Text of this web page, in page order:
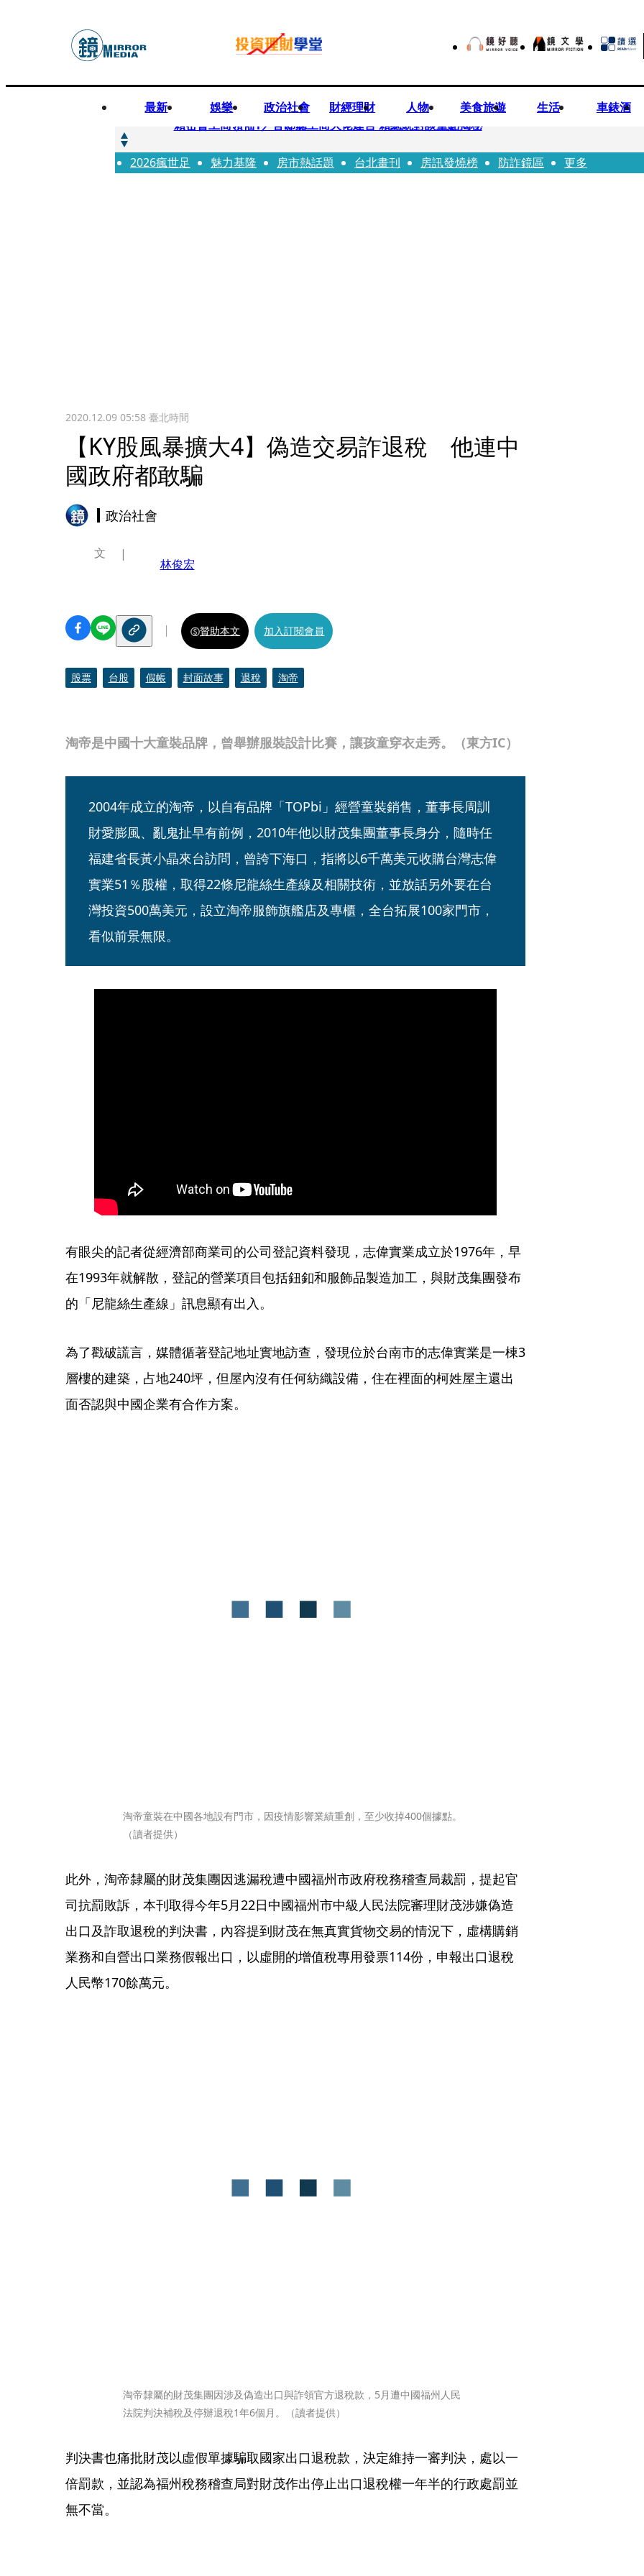
最新 娛樂 政治社會 財經理財 人物 美食旅遊 生活 車錶酒
快訊
賴密會工商領袖1／官邸聽工商大佬建言 賴總統對談重點揭秘
快訊
台中女師遭特教生刺傷右眼恐失明 工會籲檢討校安破口：老師不是肉身盾牌
2026瘋世足 魅力基隆 房市熱話題 台北畫刊 房訊發燒榜 防詐鏡區 更多
2020.12.09 05:58臺北時間
【KY股風暴擴大4】偽造交易詐退稅 他連中
國政府都敢騙
政治社會
淘帝是中國十大童裝品牌，曾舉辦服裝設計比賽，讓孩童穿衣走秀。（東方IC）
文
林俊宏
贊助本文 加入訂閱會員
股票 台股 假帳 封面故事 退稅 淘帝
2004年成立的淘帝，以自有品牌「TOPbi」經營童裝銷售，董事長周訓
財愛膨風、亂鬼扯早有前例，2010年他以財茂集團董事長身分，隨時任
福建省長黃小晶來台訪問，曾誇下海口，指將以6千萬美元收購台灣志偉
實業51％股權，取得22條尼龍絲生產線及相關技術，並放話另外要在台
灣投資500萬美元，設立淘帝服飾旗艦店及專櫃，全台拓展100家門市，
看似前景無限。
有眼尖的記者從經濟部商業司的公司登記資料發現，志偉實業成立於1976年，早
在1993年就解散，登記的營業項目包括鈕釦和服飾品製造加工，與財茂集團發布
的「尼龍絲生產線」訊息顯有出入。
為了戳破謊言，媒體循著登記地址實地訪查，發現位於台南市的志偉實業是一棟3
層樓的建築，占地240坪，但屋內沒有任何紡織設備，住在裡面的柯姓屋主還出
面否認與中國企業有合作方案。
淘帝童裝在中國各地設有門市，因疫情影響業績重創，至少收掉400個據點。
（讀者提供）
此外，淘帝隸屬的財茂集團因逃漏稅遭中國福州市政府稅務稽查局裁罰，提起官
司抗罰敗訴，本刊取得今年5月22日中國福州市中級人民法院審理財茂涉嫌偽造
出口及詐取退稅的判決書，內容提到財茂在無真實貨物交易的情況下，虛構購銷
業務和自營出口業務假報出口，以虛開的增值稅專用發票114份，申報出口退稅
人民幣170餘萬元。
淘帝隸屬的財茂集團因涉及偽造出口與詐領官方退稅款，5月遭中國福州人民
法院判決補稅及停辦退稅1年6個月。（讀者提供）
判決書也痛批財茂以虛假單據騙取國家出口退稅款，決定維持一審判決，處以一
倍罰款，並認為福州稅務稽查局對財茂作出停止出口退稅權一年半的行政處罰並
無不當。